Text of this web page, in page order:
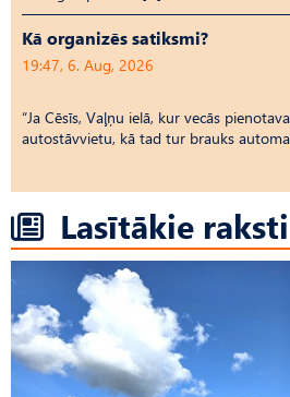
Kā organizēs satiksmi?
19:47, 6. Aug, 2026
“Ja Cēsīs, Vaļņu ielā, kur vecās
autostāvvietu, kā tad tur brauks
Lasītākie raksti